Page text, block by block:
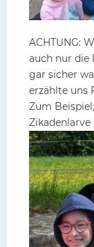
ACHTUNG:
auch nur die
gar sicher
erzählte uns
Zum